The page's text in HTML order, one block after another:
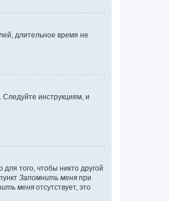
длительное время не
. Следуйте инструкциям, и
того, чтобы никто другой
Запомнить меня при
меня отсутствует, это